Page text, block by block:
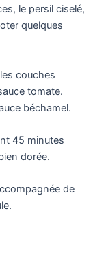
le persil ciselé,
quelques
couches
tomate.
béchamel.
45 minutes
dorée.
de